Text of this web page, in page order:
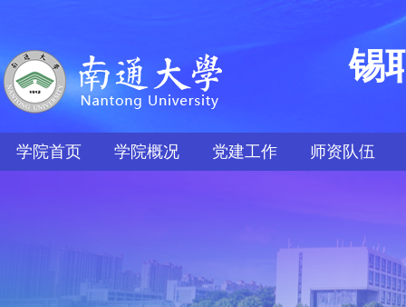
锡
学院首页 学院概况 党建工作 师资队伍